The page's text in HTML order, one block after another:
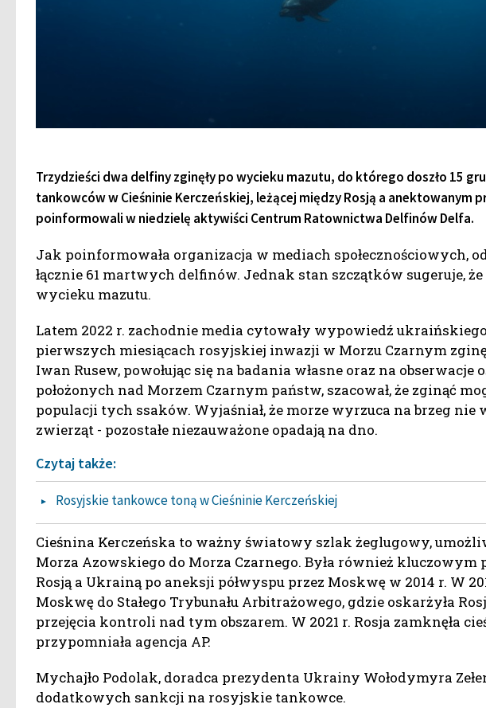
Trzydzieści dwa delfiny zginęły po wycieku mazutu, do którego doszło 15
tankowców w Cieśninie Kerczeńskiej, leżącej między Rosją a anektowanym
poinformowali w niedzielę aktywiści Centrum Ratownictwa Delfinów Delfa.
Jak poinformowała organizacja w mediach społecznościowych,
łącznie 61 martwych delfinów. Jednak stan szczątków sugeruje, że
wycieku mazutu.
Latem 2022 r. zachodnie media cytowały wypowiedź
pierwszych miesiącach rosyjskiej inwazji w Morzu Czarnym
Iwan Rusew, powołując się na badania własne oraz na
położonych nad Morzem Czarnym państw, szacował, że zginąć
populacji tych ssaków. Wyjaśniał, że morze wyrzuca na brzeg
zwierząt - pozostałe niezauważone opadają na dno.
Czytaj także:
Rosyjskie tankowce toną w Cieśninie Kerczeńskiej
Cieśnina Kerczeńska to ważny światowy szlak żeglugowy,
Morza Azowskiego do Morza Czarnego. Była również
Rosją a Ukrainą po aneksji półwyspu przez Moskwę w 2014 r. W
Moskwę do Stałego Trybunału Arbitrażowego, gdzie oskarżyła
przejęcia kontroli nad tym obszarem. W 2021 r. Rosja zamknęła
przypomniała agencja AP.
Mychajło Podolak, doradca prezydenta Ukrainy Wołodymyra
dodatkowych sankcji na rosyjskie tankowce.